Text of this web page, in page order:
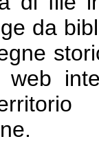
da
web